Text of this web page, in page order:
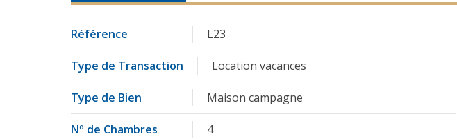
Référence L23
Type de Transaction Location vacances
Type de Bien Maison campagne
Nº de Chambres 4